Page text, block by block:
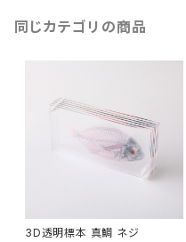
同じカテゴリの商品
3D透明標本 真鯛 ネジ